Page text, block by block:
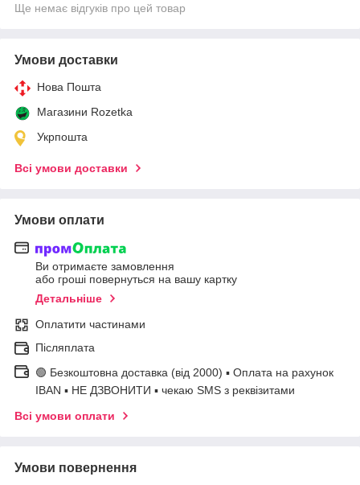
Ще немає відгуків про цей товар
Умови доставки
Нова Пошта
Магазини Rozetka
Укрпошта
Всі умови доставки
Умови оплати
Ви отримаєте замовлення
або гроші повернуться на вашу картку
Детальніше
Оплатити частинами
Післяплата
🟢 Безкоштовна доставка (від 2000) ▪ Оплата на рахунок
IBAN ▪ НЕ ДЗВОНИТИ ▪ чекаю SMS з реквізитами
Всі умови оплати
Умови повернення